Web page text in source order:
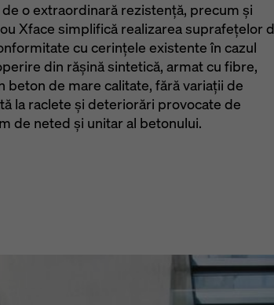
o extraordinară rezistenţă, precum şi
Xface simplifică realizarea suprafeţelor
cu cerinţele existente în cazul
din răşină sintetică, armat cu fibre,
de mare calitate, fără variaţii de
la raclete şi deteriorări provocate de
de neted şi unitar al betonului.